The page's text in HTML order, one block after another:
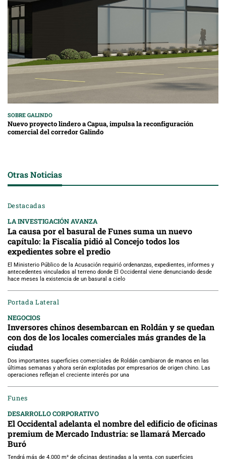
SOBRE GALINDO
Nuevo proyecto lindero a Capua, impulsa la reconfiguración
comercial del corredor Galindo
Otras Noticias
Destacadas
LA INVESTIGACIÓN AVANZA
La causa por el basural de Funes suma un nuevo
capítulo: la Fiscalía pidió al Concejo todos los
expedientes sobre el predio
El Ministerio Público de la Acusación requirió ordenanzas, expedientes, informes y
antecedentes vinculados al terreno donde El Occidental viene denunciando desde
hace meses la existencia de un basural a cielo
Portada Lateral
NEGOCIOS
Inversores chinos desembarcan en Roldán y se quedan
con dos de los locales comerciales más grandes de la
ciudad
Dos importantes superficies comerciales de Roldán cambiaron de manos en las
últimas semanas y ahora serán explotadas por empresarios de origen chino. Las
operaciones reflejan el creciente interés por una
Funes
DESARROLLO CORPORATIVO
El Occidental adelanta el nombre del edificio de oficinas
premium de Mercado Industria: se llamará Mercado
Buró
Tendrá más de 4.000 m² de oficinas destinadas a la venta, con superficies